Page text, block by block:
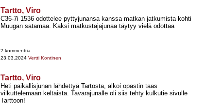
Tartto, Viro
C36-​7i 1536 odottelee pyttyjunansa kanssa matkan jatkumista kohti
Muugan satamaa. Kaksi matkustajajunaa täytyy vielä odottaa
2 kommenttia
23.03.2024 Vertti Kontinen
Tartto, Viro
Heti paikallisjunan lähdettyä Tartosta, alkoi opastin taas
vilkuttelemaan keltaista. Tavarajunalle oli siis tehty kulkutie sivulle
Tarttoon!